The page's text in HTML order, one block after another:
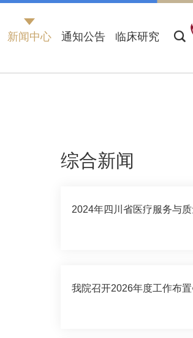
新闻中心 通知公告 临床研究
综合新闻
2024年四川省医疗服务与质
我院召开2026年度工作布置